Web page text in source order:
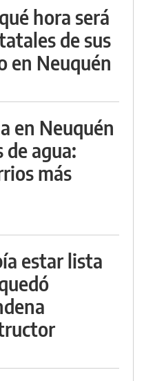
hora será
de sus
en Neuquén
en Neuquén
de agua:
más
estar lista